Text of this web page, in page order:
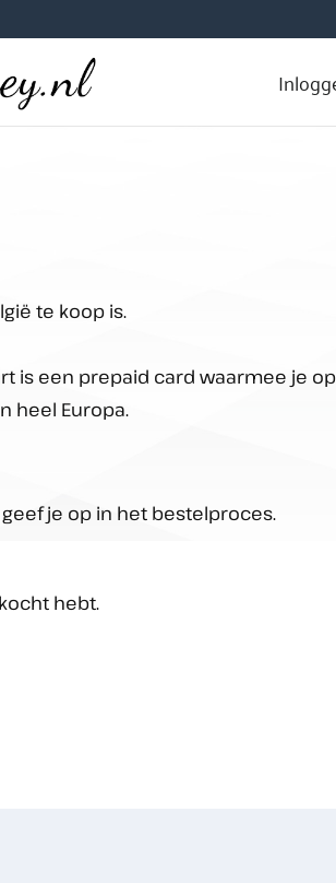
te koop is.
is een prepaid card waarmee je
heel Europa.
je op in het bestelproces.
hebt.